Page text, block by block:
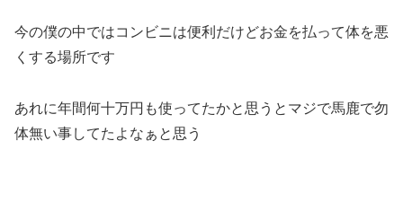
今の僕の中ではコンビニは便利だけどお金を払って体を悪
くする場所です
あれに年間何十万円も使ってたかと思うとマジで馬鹿で勿
体無い事してたよなぁと思う